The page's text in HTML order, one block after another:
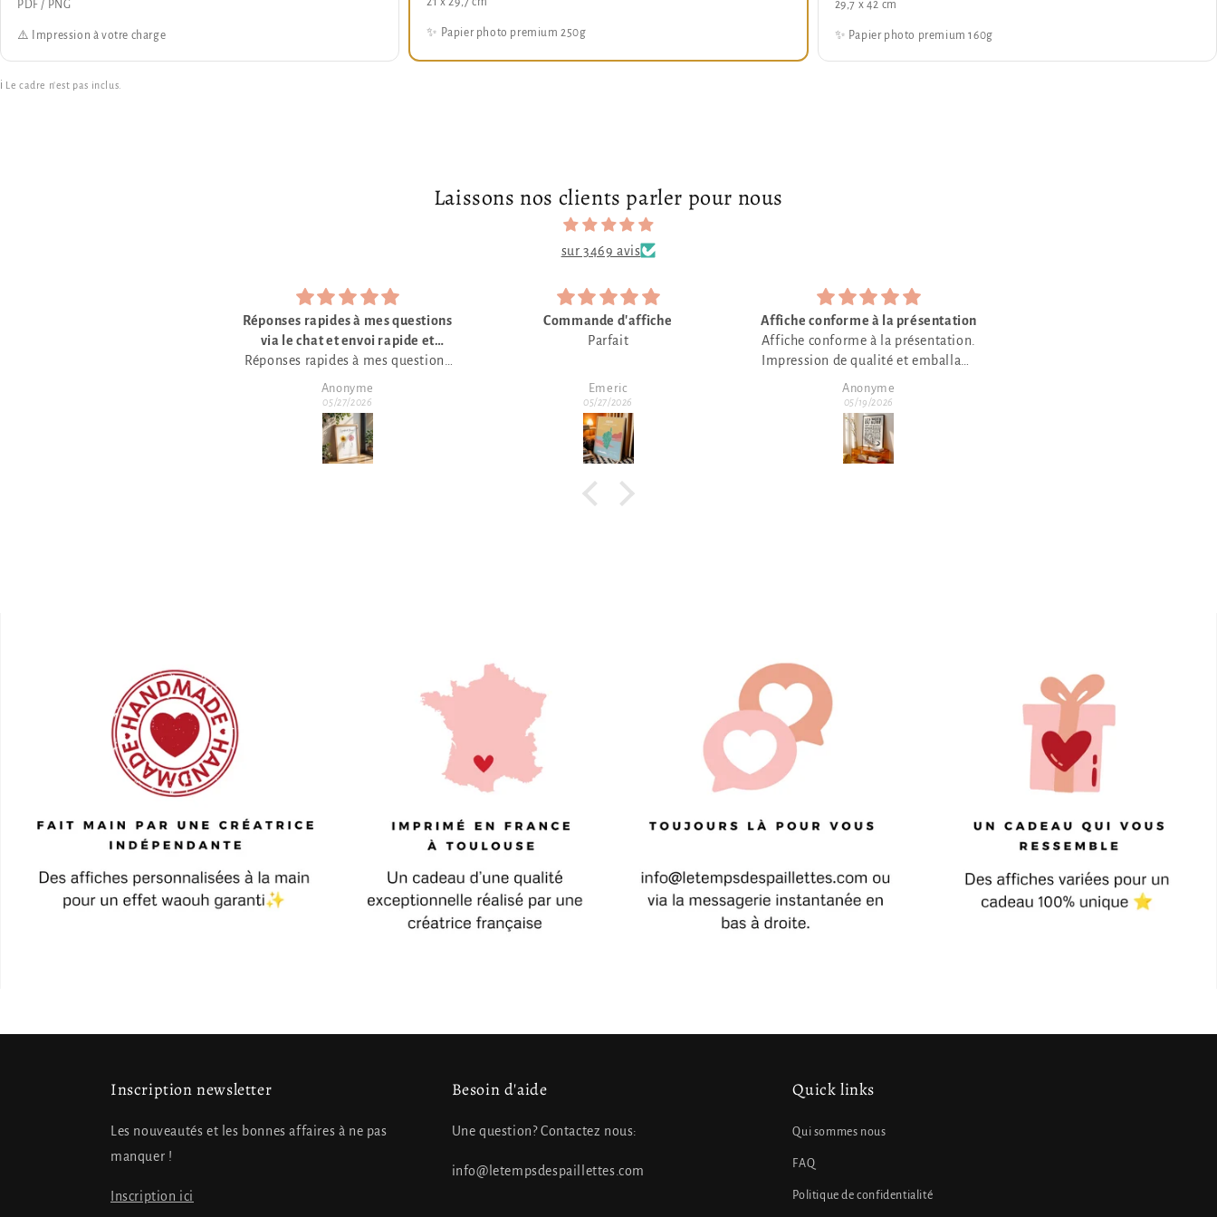
PDF / PNG
⚠️ Impression à votre charge ✨ Papier photo premium 250g
29,7 x 42 cm
✨ Papier photo premium 160g
ℹ️ Le cadre n'est pas inclus.
Laissons nos clients parler pour nous
sur 3469 avis
Commande d'affiche
Parfait
Emeric
05/27/2026
Affiche conforme à la présentation
Affiche conforme à la présentation.
soigné.
Merci pour les délais courts de
traitement
Anonyme
05/19/2026
J’aime
J’aime beaucoup
Anonyme
04/21/2026
Inscription newsletter
Les nouveautés et les bonnes affaires à ne pas
manquer !
Inscription ici
Besoin d'aide
Une question? Contactez nous:
info@letempsdespaillettes.com
Quick links
Qui sommes nous
FAQ
Politique de confidentialité